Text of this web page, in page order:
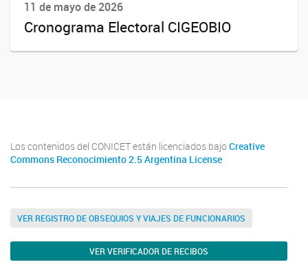
11 de mayo de 2026
Cronograma Electoral CIGEOBIO
Los contenidos del CONICET están licenciados bajo Creative
Commons Reconocimiento 2.5 Argentina License
VER REGISTRO DE OBSEQUIOS Y VIAJES DE FUNCIONARIOS
VER VERIFICADOR DE RECIBOS